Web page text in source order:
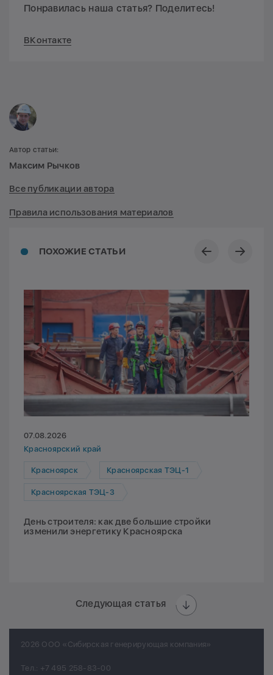
Понравилась наша статья? Поделитесь!
ВКонтакте
ПОХОЖИЕ СТАТЬИ
07.08.2026
Красноярский край
Красноярск Красноярская ТЭЦ-1
Красноярская ТЭЦ-3
День строителя: как две большие стройки
изменили энергетику Красноярска
Следующая статья
Автор статьи:
Максим Рычков
Все публикации автора
Правила использования материалов
2026 ООО «Сибирская генерирующая компания»
Тел.: +7 495 258-83-00